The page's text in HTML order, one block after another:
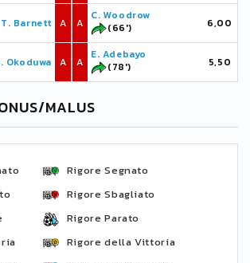
T. Barnett A
Okoduwa A
A
C. Woodrow
(66')
6,00
A
E. Adebayo
(78')
5,50
MALUS
Rigore Segnato
Rigore Sbagliato
Rigore Parato
Rigore della Vittoria